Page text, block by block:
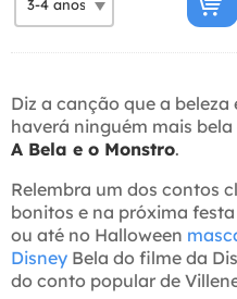
Diz a canção que a
haverá ninguém mais
A Bela e o Monstro.
Relembra um dos contos
bonitos e na próxima
ou até no Halloween
Disney Bela do filme da
do conto popular de